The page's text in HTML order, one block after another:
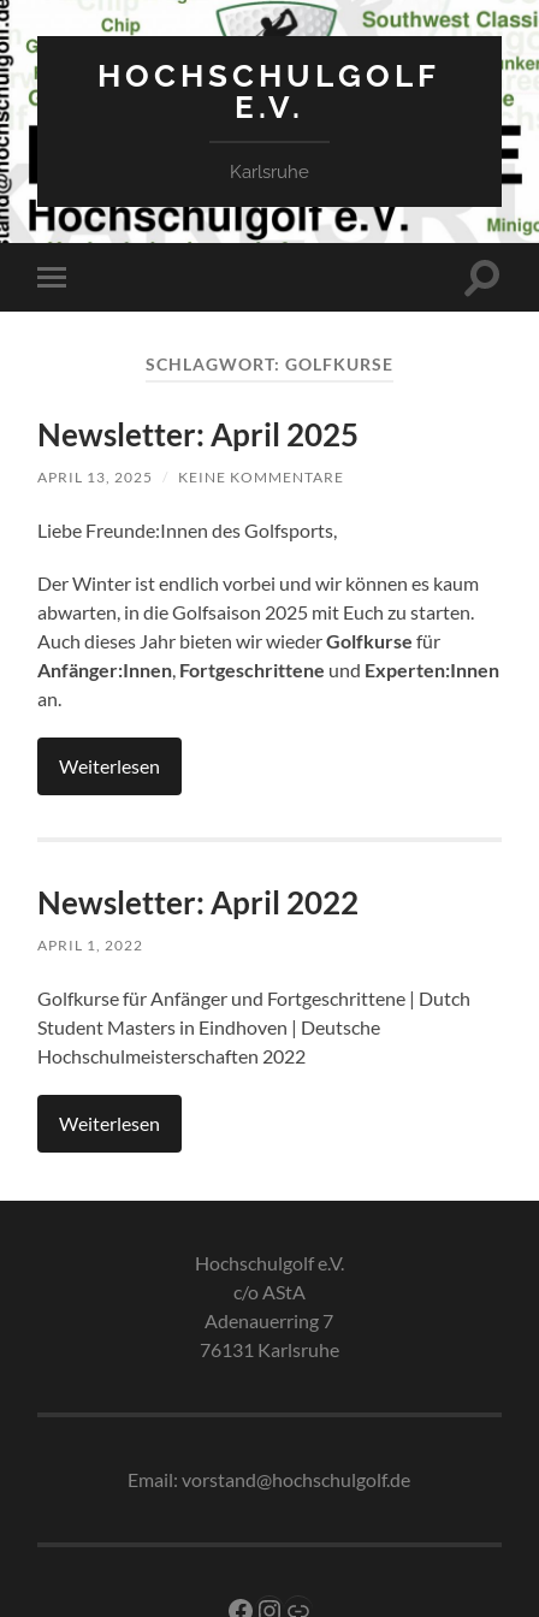
HOCHSCHULGOLF
E.V.
Karlsruhe
Mobile-
Menü
SCHLAGWORT: GOLFKURSE
Newsletter: April 2025
APRIL 13, 2025 / KEINE KOMMENTARE
Liebe Freunde:Innen des Golfsports,
Der Winter ist endlich vorbei und wir können es kaum
abwarten, in die Golfsaison 2025 mit Euch zu starten.
Auch dieses Jahr bieten wir wiederGolfkurse für
Anfänger:Innen, Fortgeschrittene und Experten:Innen
an.
Weiterlesen
Newsletter: April 2022
APRIL 1, 2022
Golfkurse für Anfänger und Fortgeschrittene | Dutch
Student Masters in Eindhoven | Deutsche
Hochschulmeisterschaften 2022
Weiterlesen
Hochschulgolf e.V.
c/o AStA
Adenauerring 7
76131 Karlsruhe
Email: vorstand@hochschulgolf.de
Facebook
Instagram
Link